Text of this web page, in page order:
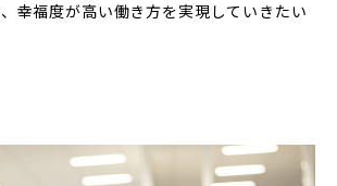
幸福度が高い働き方を実現していきたい